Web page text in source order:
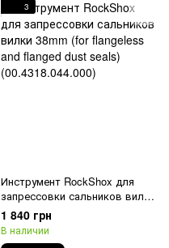
3
Инструмент RockShox для
запрессовки сальников вилки
38mm (for flangeless and
flanged dust seals)
(00.4318.044.000)
1 840 грн
В наличии